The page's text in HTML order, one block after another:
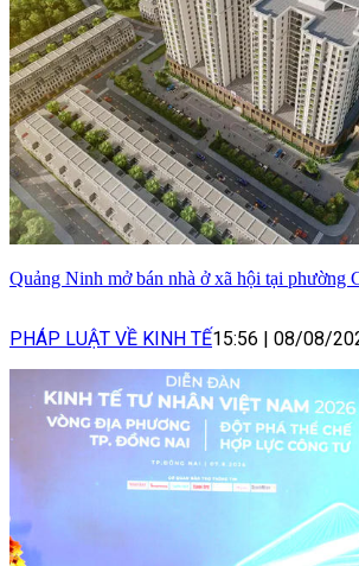
Quảng Ninh mở bán nhà ở xã hội tại phường
PHÁP LUẬT VỀ KINH TẾ15:56 08/08/